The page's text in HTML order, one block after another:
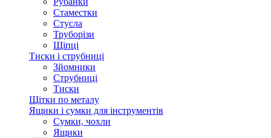
Стаместки
Стусла
Труборізи
Щіпці
Тиски і струбниці
Зйомники
Струбниці
Тиски
Щітки по металу
Ящики і сумки для інструментів
Сумки, чохли
Ящики